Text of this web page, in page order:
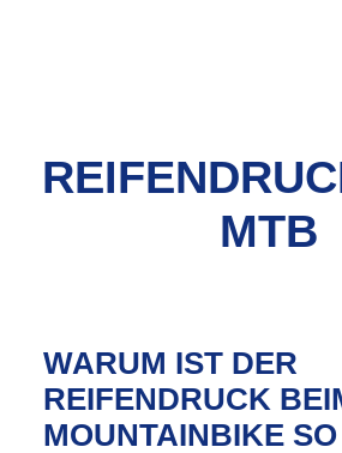
MTB
WARUM IST DER
REIFENDRUCK
MOUNTAINBIKE SO